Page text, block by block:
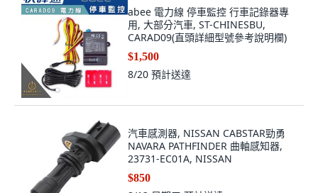
abee 電力線 停車監控 行車記錄器專
用, 大部分汽車, ST-CHINESBU,
CARAD09(直頭詳細型號參考說明欄)
$1,500
8/20 預計送達
汽車感測器, NISSAN CABSTAR勁勇
NAVARA PATHFINDER 曲軸感知器,
23731-EC01A, NISSAN
$850